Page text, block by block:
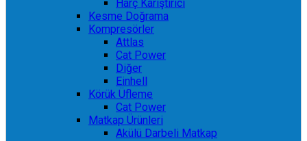
Harç Karıştırıcı
Kesme Doğrama
Kompresörler
Attlas
Cat Power
Diğer
Einhell
Körük Üfleme
Cat Power
Matkap Ürünleri
Akülü Darbeli Matkap